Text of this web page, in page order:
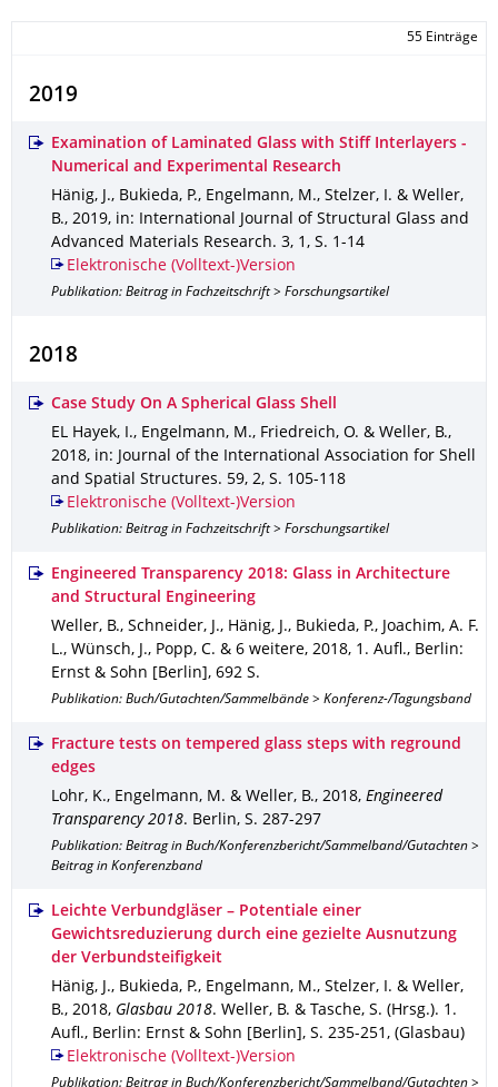
55 Einträge
2019
Examination of Laminated Glass with Stiff Interlayers -
Numerical and Experimental Research
Hänig, J., Bukieda, P., Engelmann, M., Stelzer, I. & Weller,
B., 2019, in: International Journal of Structural Glass and
Advanced Materials Research. 3, 1 , S. 1-14
Elektronische (Volltext-)Version
Publikation: Beitrag in Fachzeitschrift > Forschungsartikel
2018
Case Study On A Spherical Glass Shell
EL Hayek, I., Engelmann, M., Friedreich, O. & Weller, B.,
2018, in: Journal of the International Association for Shell
and Spatial Structures. 59, 2, S. 105-118
Elektronische (Volltext-)Version
Publikation: Beitrag in Fachzeitschrift > Forschungsartikel
Engineered Transparency 2018: Glass in Architecture
and Structural Engineering
Weller, B., Schneider, J., Hänig, J., Bukieda, P., Joachim, A. F.
L., Wünsch, J., Popp, C. & 6 weitere, 2018, 1. Aufl., Berlin:
Ernst & Sohn [Berlin] , 692 S.
Publikation: Buch/Gutachten/Sammelbände > Konferenz-/Tagungsband
Fracture tests on tempered glass steps with reground
edges
Lohr, K., Engelmann, M. & Weller, B., 2018, Engineered
Transparency 2018. Berlin, S. 287-297
Publikation: Beitrag in Buch/Konferenzbericht/Sammelband/Gutachten >
Beitrag in Konferenzband
Leichte Verbundgläser – Potentiale einer
Gewichtsreduzierung durch eine gezielte Ausnutzung
der Verbundsteifigkeit
Hänig, J., Bukieda, P., Engelmann, M., Stelzer, I. & Weller,
B., 2018, Glasbau 2018. Weller, B. & Tasche, S. (Hrsg.). 1.
Aufl., Berlin: Ernst & Sohn [Berlin] , S. 235-251 , (Glasbau)
Elektronische (Volltext-)Version
Publikation: Beitrag in Buch/Konferenzbericht/Sammelband/Gutachten >